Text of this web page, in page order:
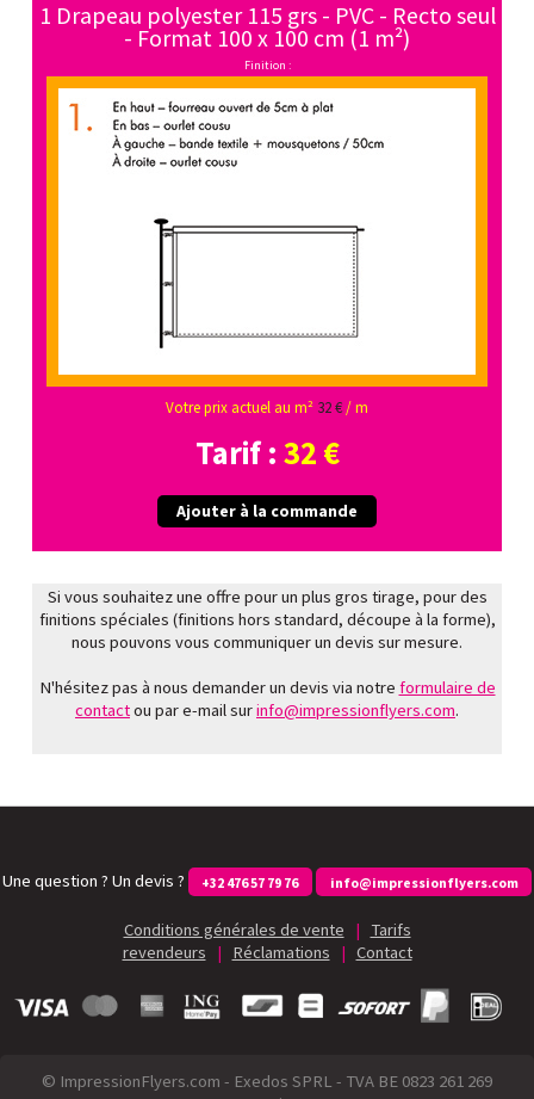
1 Drapeau polyester 115 grs - PVC - Recto seul
- Format 100 x 100 cm (1 m²)
Finition :
Votre prix actuel au m² 32 €/ m
Tarif : 32 €
Ajouter à la commande
Si vous souhaitez une offre pour un plus gros tirage, pour des
finitions spéciales (finitions hors standard, découpe à la forme),
nous pouvons vous communiquer un devis sur mesure.
N'hésitez pas à nous demander un devis via notre formulaire de
contactou par e-mail surinfo@impressionflyers.com.
Une question ? Un devis ? +32 476 57 79 76 info@impressionflyers.com
Conditions générales de vente |
Tarifs
revendeurs
| Réclamations | Contact
© ImpressionFlyers.com - Exedos SPRL - TVA BE 0823 261 269